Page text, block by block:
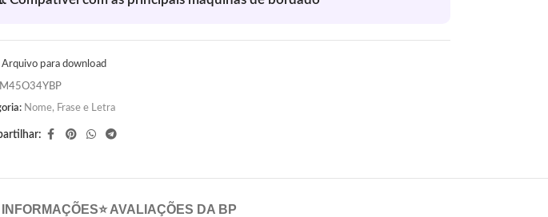
Arquivo para download
M45O34YBP
Nome, Frase e Letra
⭐ AVALIAÇÕES DA BP